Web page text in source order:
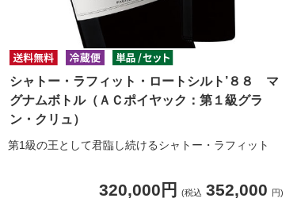
シャトー・ラフィット・ロートシルト’８８ マ
グナムボトル（ＡＣポイヤック：第１級グラ
ン・クリュ）
第1級の王として君臨し続けるシャトー・ラフィット
320,000円 (税込 352,000 円)